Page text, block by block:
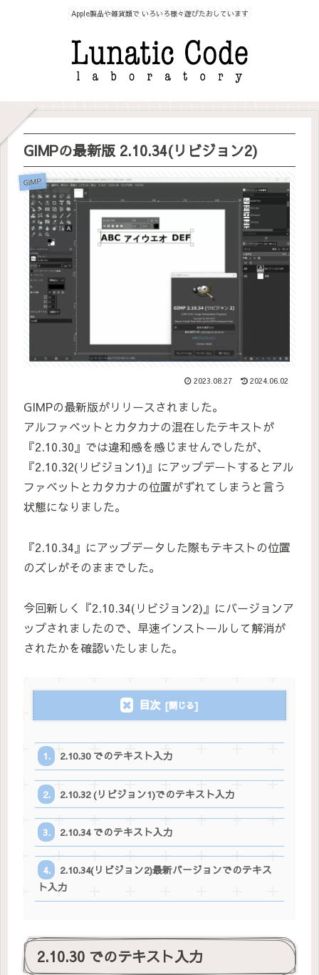
Apple製品や雑貨類で いろいろ様々遊びたおしています
GIMPの最新版 2.10.34(リビジョン2)
GIMP
2023.08.27 2024.06.02
GIMPの最新版がリリースされました。
アルファベットとカタカナの混在したテキストが
『2.10.30』では違和感を感じませんでしたが、
『2.10.32(リビジョン1)』にアップデートするとアル
ファベットとカタカナの位置がずれてしまうと言う
状態になりました。
『2.10.34』にアップデータした際もテキストの位置
のズレがそのままでした。
今回新しく『2.10.34(リビジョン2)』にバージョンア
ップされましたので、早速インストールして解消が
されたかを確認いたしました。
目次
2.10.30 でのテキスト入力
2.10.32 (リビジョン1)でのテキスト入力
2.10.34 でのテキスト入力
2.10.34(リビジョン2)最新バージョンでのテキス
ト入力
2.10.30 でのテキスト入力